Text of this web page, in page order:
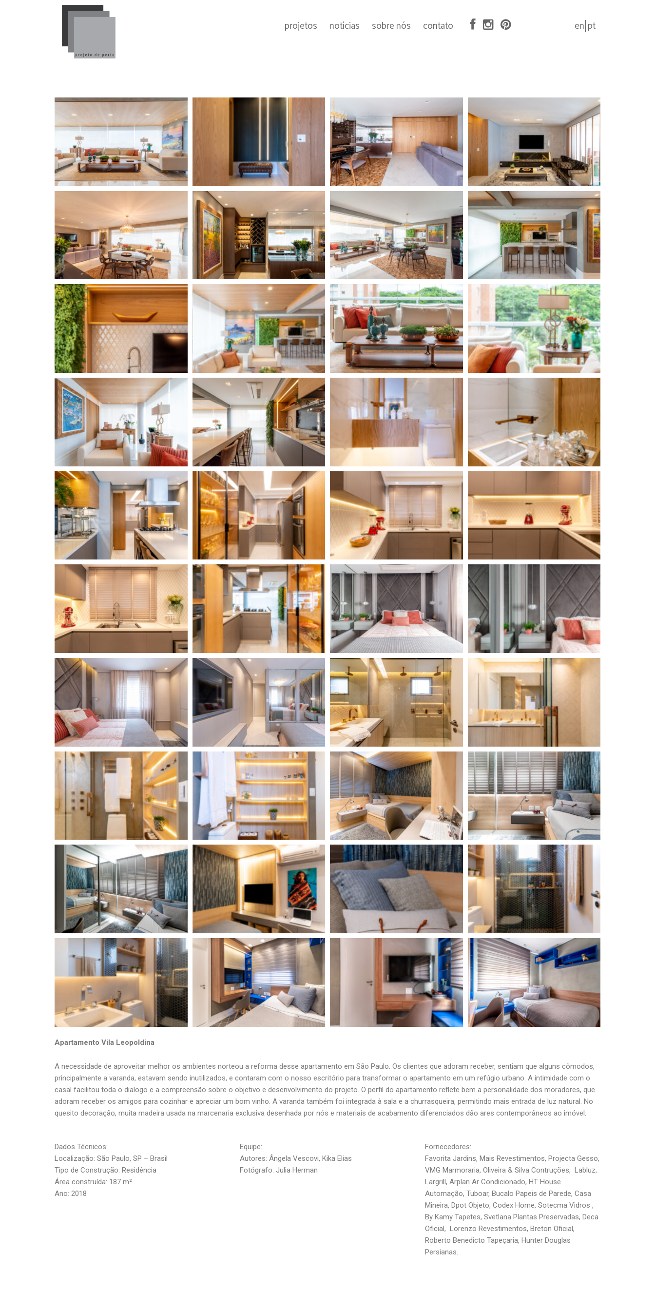
projetos notícias sobre nós contato en pt
Apartamento Vila Leopoldina
A necessidade de aproveitar melhor os ambientes norteou a reforma desse apartamento em São Paulo. Os clientes que adoram receber, sentiam que alguns cômodos,
principalmente a varanda, estavam sendo inutilizados, e contaram com o nosso escritório para transformar o apartamento em um refúgio urbano. A intimidade com o
casal facilitou toda o dialogo e a compreensão sobre o objetivo e desenvolvimento do projeto. O perfil do apartamento reflete bem a personalidade dos moradores, que
adoram receber os amigos para cozinhar e apreciar um bom vinho. A varanda também foi integrada à sala e a churrasqueira, permitindo mais entrada de luz natural. No
quesito decoração, muita madeira usada na marcenaria exclusiva desenhada por nós e materiais de acabamento diferenciados dão ares contemporâneos ao imóvel.
Dados Técnicos:
Localização: São Paulo, SP – Brasil
Tipo de Construção: Residência
Área construída: 187 m²
Ano: 2018
Equipe:
Autores: Ângela Vescovi, Kika Elias
Fotógrafo: Julia Herman
Fornecedores:
Favorita Jardins, Mais Revestimentos, Projecta Gesso,
VMG Marmoraria, Oliveira & Silva Contruções, Labluz,
Largrill, Arplan Ar Condicionado, HT House
Automação, Tuboar, Bucalo Papeis de Parede, Casa
Mineira, Dpot Objeto, Codex Home, Sotecma Vidros ,
By Kamy Tapetes, Svetlana Plantas Preservadas, Deca
Oficial, Lorenzo Revestimentos, Breton Oficial,
Roberto Benedicto Tapeçaria, Hunter Douglas
Persianas.